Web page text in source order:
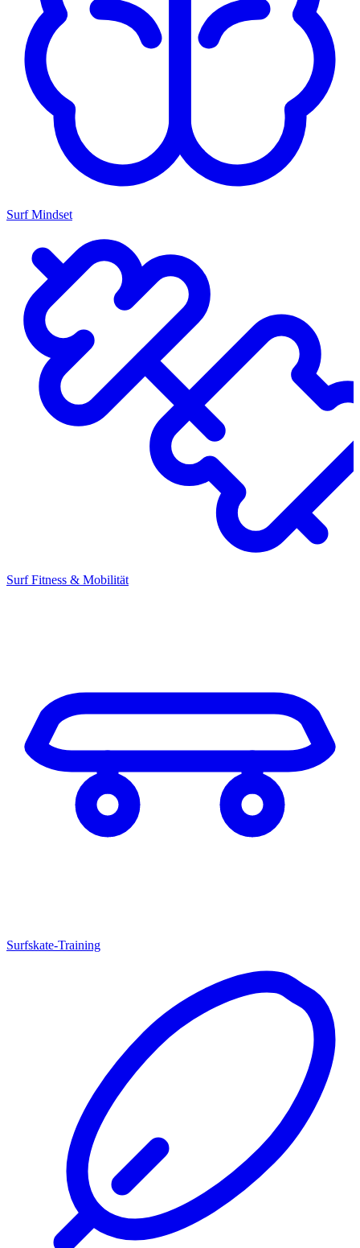
Surf Mindset
Surf Fitness & Mobilität
Surfskate-Training